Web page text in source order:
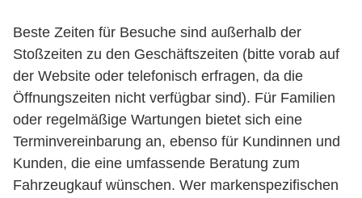
Beste Zeiten für Besuche sind außerhalb der
Stoßzeiten zu den Geschäftszeiten (bitte vorab auf
der Website oder telefonisch erfragen, da die
Öffnungszeiten nicht verfügbar sind). Für Familien
oder regelmäßige Wartungen bietet sich eine
Terminvereinbarung an, ebenso für Kundinnen und
Kunden, die eine umfassende Beratung zum
Fahrzeugkauf wünschen. Wer markenspezifischen